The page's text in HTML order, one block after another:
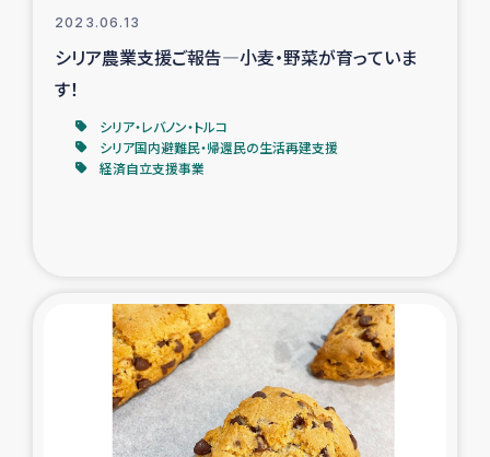
2023.06.13
シリア農業支援ご報告―小麦・野菜が育っていま
す！
シリア・レバノン・トルコ
シリア国内避難民・帰還民の生活再建支援
経済自立支援事業